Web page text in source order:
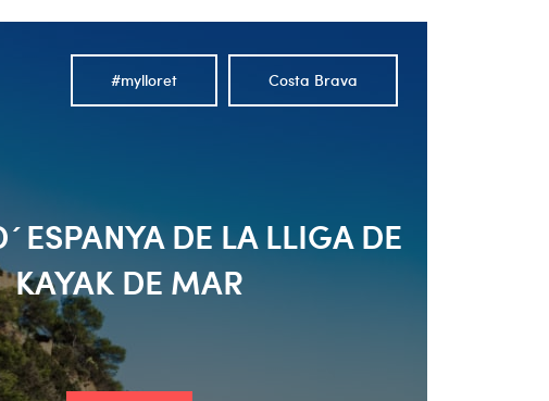
DE LA LLIGA DE
KAYAK DE MAR
Costa Brava
#mylloret